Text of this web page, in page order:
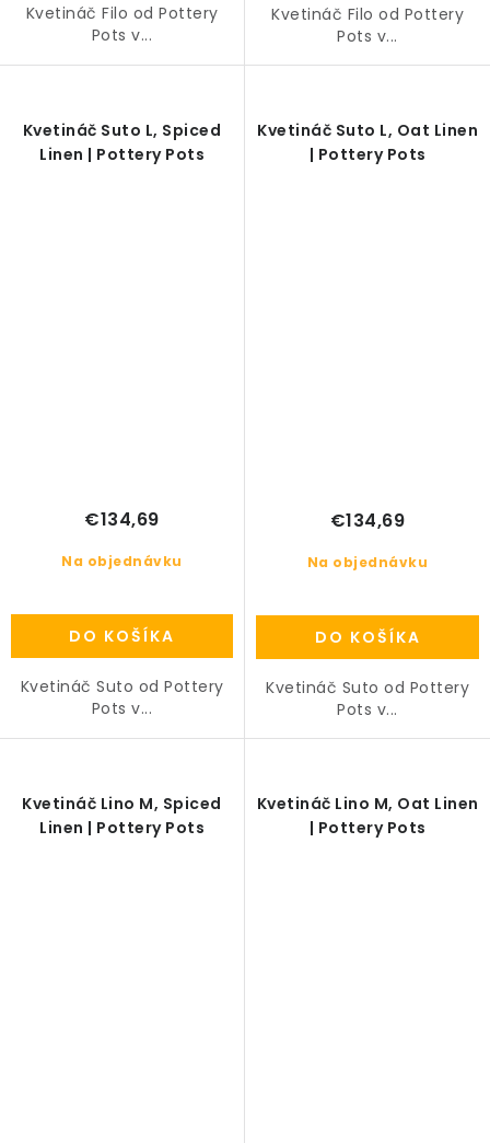
Kvetináč Filo od Pottery
Pots v...
Kvetináč Filo od Pottery
Pots v...
Kvetináč Suto L, Spiced
Linen | Pottery Pots
Na objednávku
€134,69
DO KOŠÍKA
Kvetináč Suto od Pottery
Pots v...
Kvetináč Suto L, Oat Linen
| Pottery Pots
Na objednávku
€134,69
DO KOŠÍKA
Kvetináč Suto od Pottery
Pots v...
Kvetináč Lino M, Spiced
Linen | Pottery Pots
Kvetináč Lino M, Oat Linen
| Pottery Pots